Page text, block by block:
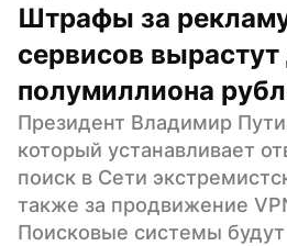
Штрафы за
сервисов вырастут
полумиллиона
Президент Владимир
который устанавливает
поиск в Сети
также за продвижение
Поисковые системы будут